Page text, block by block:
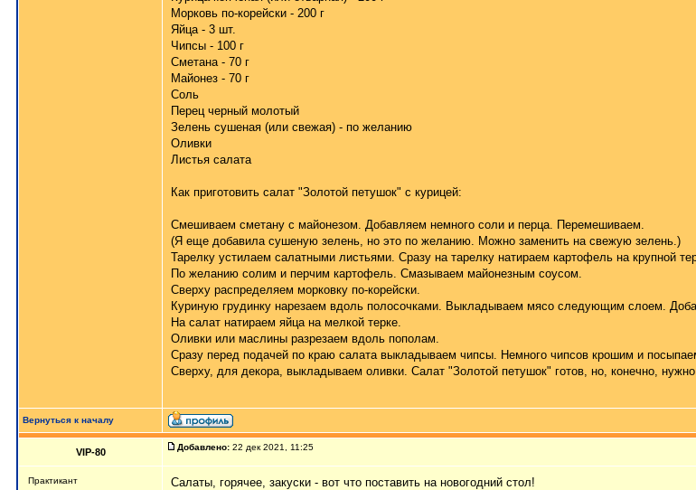
Морковь по-корейски - 200 г
Яйца - 3 шт.
Чипсы - 100 г
Сметана - 70 г
Майонез - 70 г
Соль
Перец черный молотый
Зелень сушеная (или свежая) - по желанию
Оливки
Листья салата
Как приготовить салат "Золотой петушок" с курицей:
Смешиваем сметану с майонезом. Добавляем немного соли и перца. Перемешиваем.
(Я еще добавила сушеную зелень, но это по желанию. Можно заменить на свежую зелень.)
Тарелку устилаем салатными листьями. Сразу на тарелку натираем картофель на крупной
По желанию солим и перчим картофель. Смазываем майонезным соусом.
Сверху распределяем морковку по-корейски.
Куриную грудинку нарезаем вдоль полосочками. Выкладываем мясо следующим слоем.
На салат натираем яйца на мелкой терке.
Оливки или маслины разрезаем вдоль пополам.
Сразу перед подачей по краю салата выкладываем чипсы. Немного чипсов крошим и
Сверху, для декора, выкладываем оливки. Салат "Золотой петушок" готов, но, конечно,
Вернуться к началу
VIP-80 Добавлено: 22 дек 2021, 11:25
Практикант Салаты, горячее, закуски - вот что поставить на новогодний стол!